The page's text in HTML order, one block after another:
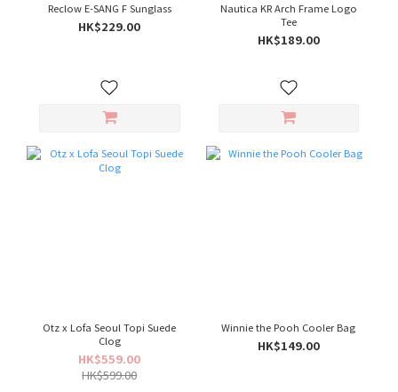
Reclow E-SANG F Sunglass
HK$229.00
Nautica KR Arch Frame Logo
Tee
HK$189.00
Otz x Lofa Seoul Topi Suede
Clog
HK$559.00
HK$599.00
Winnie the Pooh Cooler Bag
HK$149.00